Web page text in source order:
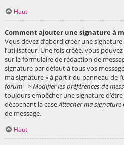
Haut
Comment ajouter une signature à
Vous devez d’abord créer une
l’utilisateur. Une fois créée, vous
sur le formulaire de rédaction de
signature par défaut à tous vos
ma signature » à partir du panneau de
forum --> Modifier les préférences de
toujours empêcher une signature
décochant la caseAttacher ma signature
de message.
Haut